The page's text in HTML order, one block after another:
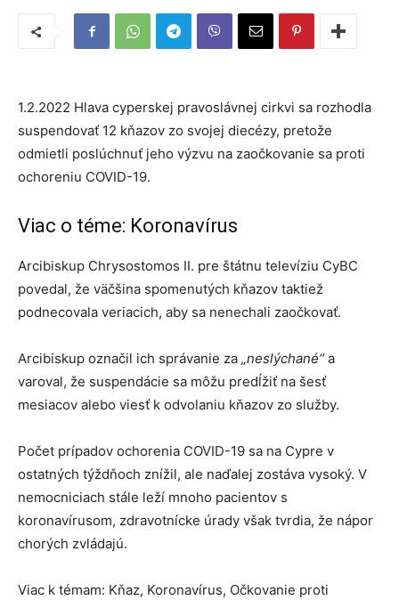
1.2.2022 Hlava cyperskej pravoslávnej cirkvi sa rozhodla
suspendovať 12 kňazov zo svojej diecézy, pretože
odmietli poslúchnuť jeho výzvu na zaočkovanie sa proti
ochoreniu COVID-19.
Viac o téme: Koronavírus
Arcibiskup Chrysostomos II. pre štátnu televíziu CyBC
povedal, že väčšina spomenutých kňazov taktiež
podnecovala veriacich, aby sa nenechali zaočkovať.
Arcibiskup označil ich správanie za „neslýchané“a
varoval, že suspendácie sa môžu predĺžiť na šesť
mesiacov alebo viesť k odvolaniu kňazov zo služby.
Počet prípadov ochorenia COVID-19 sa na Cypre v
ostatných týždňoch znížil, ale naďalej zostáva vysoký. V
nemocniciach stále leží mnoho pacientov s
koronavírusom, zdravotnícke úrady však tvrdia, že nápor
chorých zvládajú.
Viac k témam: Kňaz, Koronavírus, Očkovanie proti